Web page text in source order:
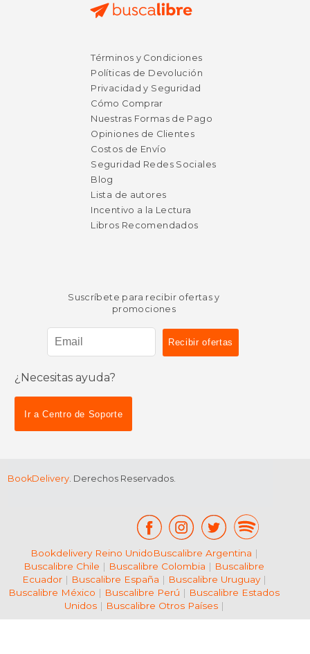
$ 30.73 dcto.
dcto. $ 35.47
Términos y Condiciones
Políticas de Devolución
Privacidad y Seguridad
Cómo Comprar
Nuestras Formas de Pago
Opiniones de Clientes
Costos de Envío
Seguridad Redes Sociales
Blog
Lista de autores
Incentivo a la Lectura
Libros Recomendados
Suscríbete para recibir ofertas y
promociones
¿Necesitas ayuda?
Ir a Centro de Soporte
BookDelivery. Derechos Reservados.
Bookdelivery Reino UnidoBuscalibre Argentina |
Buscalibre Chile | Buscalibre Colombia | Buscalibre
Ecuador| Buscalibre España | Buscalibre Uruguay|
Buscalibre México | Buscalibre Perú | Buscalibre Estados
Unidos| Buscalibre Otros Países|